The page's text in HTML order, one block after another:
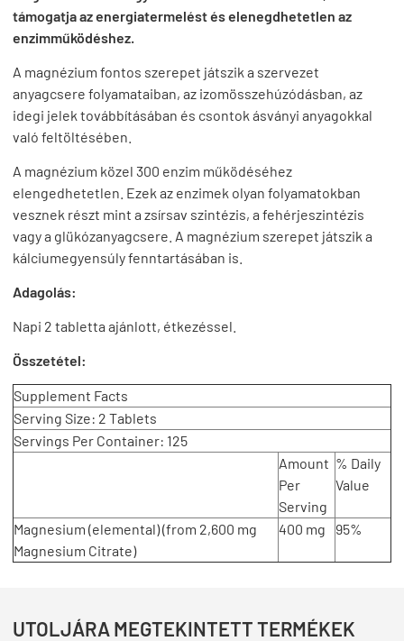
támogatja az energiatermelést és elenegdhetetlen az
enzimműködéshez.
A magnézium fontos szerepet játszik a szervezet
anyagcsere folyamataiban, az izomösszehúzódásban, az
idegi jelek továbbításában és csontok ásványi anyagokkal
való feltöltésében.
A magnézium közel 300 enzim működéséhez
elengedhetetlen. Ezek az enzimek olyan folyamatokban
vesznek részt mint a zsírsav szintézis, a fehérjeszintézis
vagy a glükózanyagcsere. A magnézium szerepet játszik a
kálciumegyensúly fenntartásában is.
Adagolás:
Napi 2 tabletta ajánlott, étkezéssel.
Összetétel:
Supplement Facts
Serving Size: 2 Tablets
Servings Per Container: 125
Amount
Per
Serving
% Daily
Value
Magnesium (elemental) (from 2,600 mg
Magnesium Citrate)
400 mg 95%
UTOLJÁRA MEGTEKINTETT TERMÉKEK